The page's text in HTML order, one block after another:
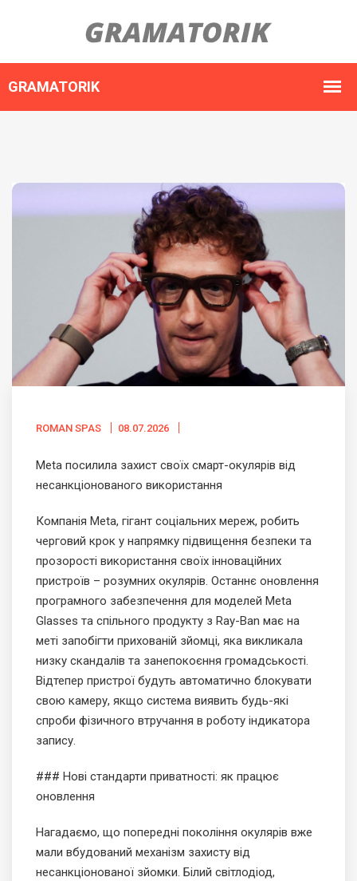
ROMAN SPAS 08.07.2026
Meta посилила захист своїх смарт-окулярів від
несанкціонованого використання
Компанія Meta, гігант соціальних мереж, робить
черговий крок у напрямку підвищення безпеки та
прозорості використання своїх інноваційних
пристроїв – розумних окулярів. Останнє оновлення
програмного забезпечення для моделей Meta
Glasses та спільного продукту з Ray-Ban має на
меті запобігти прихованій зйомці, яка викликала
низку скандалів та занепокоєння громадськості.
Відтепер пристрої будуть автоматично блокувати
свою камеру, якщо система виявить будь-які
спроби фізичного втручання в роботу індикатора
запису.
### Нові стандарти приватності: як працює
оновлення
Нагадаємо, що попередні покоління окулярів вже
мали вбудований механізм захисту від
несанкціонованої зйомки. Білий світлодіод,